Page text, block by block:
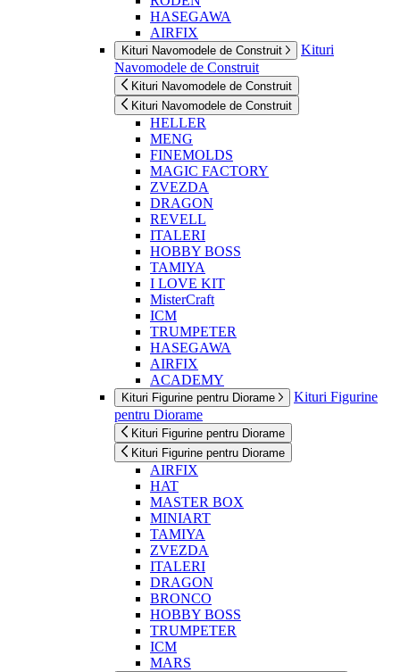
HASEGAWA
AIRFIX
Kituri Navomodele de Construit
Kituri
Navomodele de Construit
Kituri Navomodele de Construit
Kituri Navomodele de Construit
HELLER
MENG
FINEMOLDS
MAGIC FACTORY
ZVEZDA
DRAGON
REVELL
ITALERI
HOBBY BOSS
TAMIYA
I LOVE KIT
MisterCraft
ICM
TRUMPETER
HASEGAWA
AIRFIX
ACADEMY
Kituri Figurine pentru Diorame
Kituri Figurine
pentru Diorame
Kituri Figurine pentru Diorame
Kituri Figurine pentru Diorame
AIRFIX
HAT
MASTER BOX
MINIART
TAMIYA
ZVEZDA
ITALERI
DRAGON
BRONCO
HOBBY BOSS
TRUMPETER
ICM
MARS